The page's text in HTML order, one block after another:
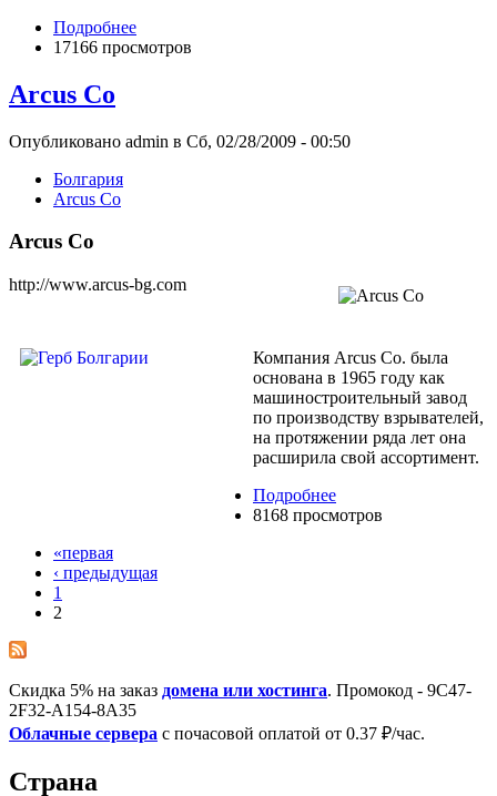
Подробнее
17166 просмотров
Arcus Co
Опубликовано admin в Сб, 02/28/2009 - 00:50
Болгария
Arcus Co
Arcus Co
http://www.arcus-bg.com
Компания Arcus Co. была
основана в 1965 году как
машиностроительный завод
по производству взрывателей,
на протяжении ряда лет она
расширила свой ассортимент.
Подробнее
8168 просмотров
«первая
‹ предыдущая
1
2
Скидка 5% на заказ домена или хостинга. Промокод - 9C47-
2F32-A154-8A35
Облачные сервера с почасовой оплатой от 0.37 ₽/час.
Страна